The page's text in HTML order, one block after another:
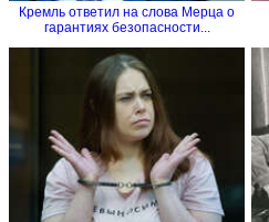
Кремль ответил на слова Мерца о
гарантиях безопасности...